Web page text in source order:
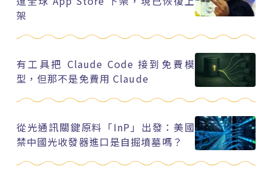
架
有工具把 Claude Code 接到免費模
型，但那不是免費用 Claude
從光通訊關鍵原料「InP」出發：美國
禁中國光收發器進口是自掘墳墓嗎？